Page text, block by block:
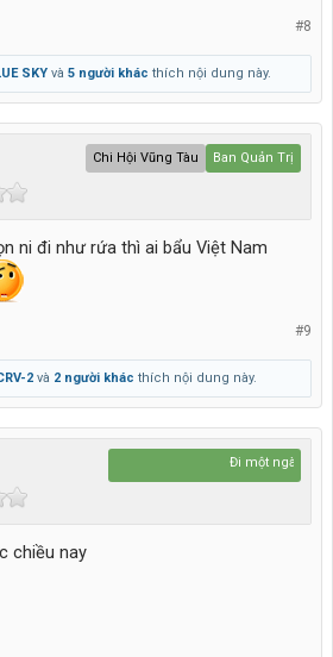
#8
SKY và 5 người khác thích nội dung này.
Ban Quản Trị
Chi Hội Vũng Tàu
ni đi như rứa thì ai bẩu Việt Nam
#9
2 và 2 người khác thích nội dung này.
Đi một ngày đàng - Học một sàng
chiều nay